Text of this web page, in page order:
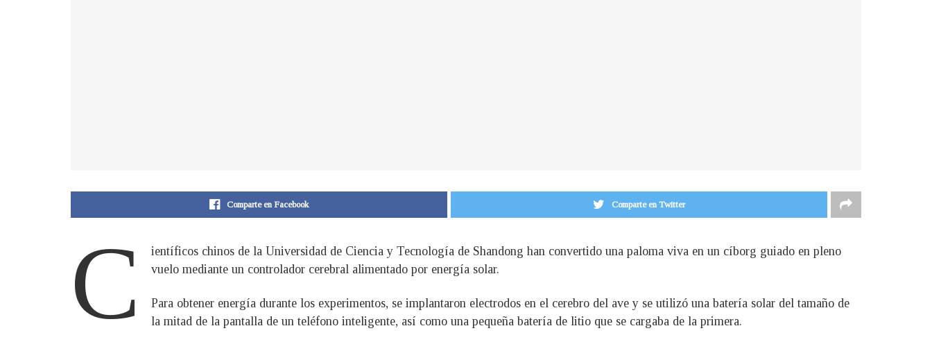
Comparte en Facebook Comparte en Twitter
C
ientíficos chinos de la Universidad de Ciencia y Tecnología de Shandong han convertido una paloma viva en un cíborg guiado en pleno
vuelo mediante un controlador cerebral alimentado por energía solar.
Para obtener energía durante los experimentos, se implantaron electrodos en el cerebro del ave y se utilizó una batería solar del tamaño de
la mitad de la pantalla de un teléfono inteligente, así como una pequeña batería de litio que se cargaba de la primera.